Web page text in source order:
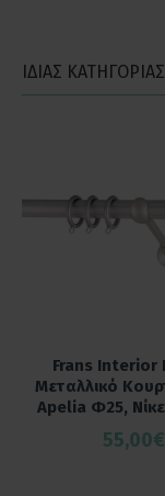
ΙΔΙΑΣ ΚΑΤΗΓΟΡΙΑΣ
Frans Interior
Μεταλλικό
Apelia Φ25,
55,00€